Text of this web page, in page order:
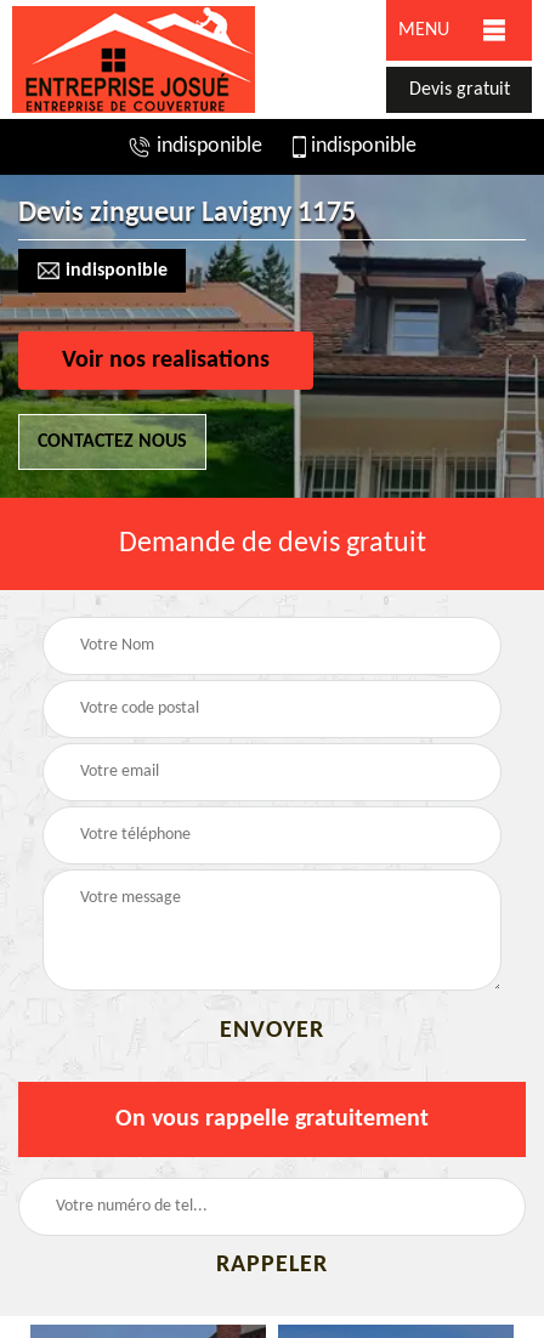
MENU
Devis gratuit
indisponible indisponible
Devis zingueur Lavigny 1175
indisponible
Voir nos realisations
CONTACTEZ NOUS
Demande de devis gratuit
On vous rappelle gratuitement